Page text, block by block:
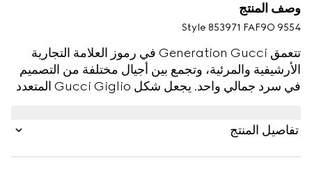
وصف المنتج
Style ‎853971 FAF9O 9554
تتعمق Generation Gucci في رموز العلامة التجارية
الأرشيفية والمرئية، وتجمع بين أجيال مختلفة من التصميم
في سرد جمالي واحد. يجعل شكل Gucci Giglio المتعدد
من الجلد للتحسين.
تفاصيل المنتج